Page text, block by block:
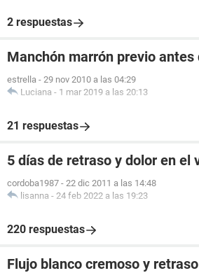
2 respuestas
Manchón marrón previo antes
estrella - 29 nov 2010 a las 04:29
Luciana - 1 mar 2019 a las 20:13
21 respuestas
5 días de retraso y dolor en el
cordoba1987 - 22 dic 2011 a las 14:48
lisanna - 24 feb 2022 a las 19:23
220 respuestas
Flujo blanco cremoso y